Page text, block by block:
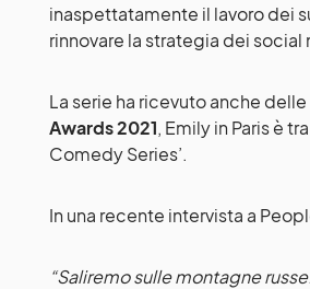
inaspettatamente il lavoro dei
rinnovare la strategia dei
La serie ha ricevuto anche
Awards 2021, Emily in Paris è
Comedy Series’.
In una recente intervista a
“Saliremo sulle montagne